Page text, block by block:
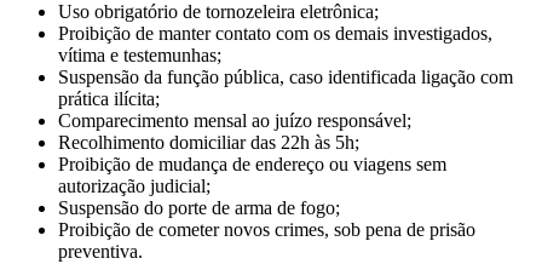
Uso obrigatório de tornozeleira eletrônica;
Proibição de manter contato com os demais investigados,
vítima e testemunhas;
Suspensão da função pública, caso identificada ligação com
prática ilícita;
Comparecimento mensal ao juízo responsável;
Recolhimento domiciliar das 22h às 5h;
Proibição de mudança de endereço ou viagens sem
autorização judicial;
Suspensão do porte de arma de fogo;
Proibição de cometer novos crimes, sob pena de prisão
preventiva.